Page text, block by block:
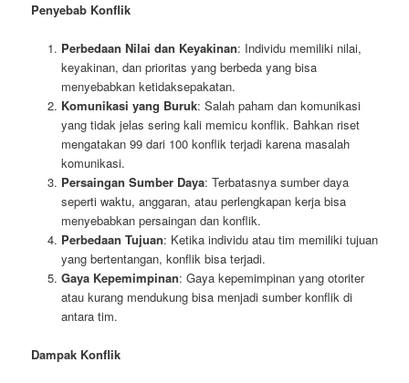
Penyebab Konflik
Perbedaan Nilai dan Keyakinan: Individu memiliki nilai,
keyakinan, dan prioritas yang berbeda yang bisa
menyebabkan ketidaksepakatan.
Komunikasi yang Buruk: Salah paham dan komunikasi
yang tidak jelas sering kali memicu konflik. Bahkan riset
mengatakan 99 dari 100 konflik terjadi karena masalah
komunikasi.
Persaingan Sumber Daya: Terbatasnya sumber daya
seperti waktu, anggaran, atau perlengkapan kerja bisa
menyebabkan persaingan dan konflik.
Perbedaan Tujuan: Ketika individu atau tim memiliki tujuan
yang bertentangan, konflik bisa terjadi.
Gaya Kepemimpinan: Gaya kepemimpinan yang otoriter
atau kurang mendukung bisa menjadi sumber konflik di
antara tim.
Dampak Konflik